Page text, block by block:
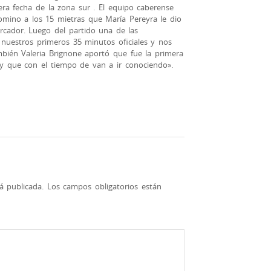
fecha de la zona sur . El equipo caberense
a los 15 mietras que María Pereyra le dio
Luego del partido una de las
primeros 35 minutos oficiales y nos
Valeria Brignone aportó que fue la primera
que con el tiempo de van a ir conociendo».
publicada. Los campos obligatorios están